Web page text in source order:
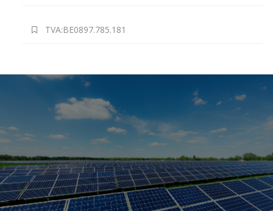
TVA:BE0897.785.181